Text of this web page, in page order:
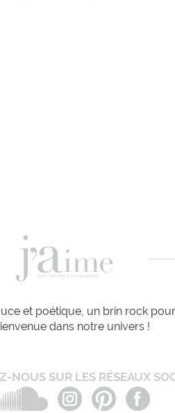
et poétique, un brin rock
dans notre univers !
NOUS SUR LES RÉSEAUX